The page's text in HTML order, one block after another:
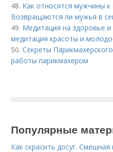
48. Как относятся мужчины
Возвращаются ли мужья в
49. Медитация на здоровье
медитация красоты и
50.Секреты
работы парикмахером
Популярные
Как скрасить досуг.